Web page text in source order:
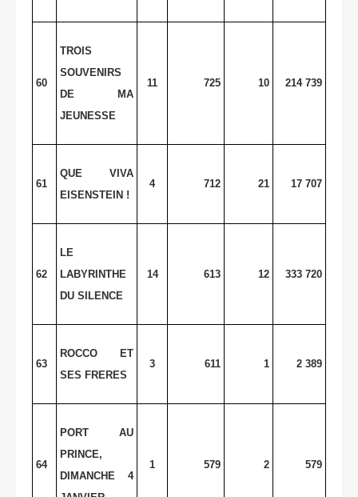
60
TROIS
SOUVENIRS
DE MA
JEUNESSE
11 725 10 214 739
61
QUE VIVA
EISENSTEIN !
4 712 21 17 707
62
LE
LABYRINTHE
DU SILENCE
14 613 12 333 720
63
ROCCO ET
SES FRERES
3 611 1 2 389
64
PORT AU
PRINCE,
DIMANCHE 4
1 579 2 579